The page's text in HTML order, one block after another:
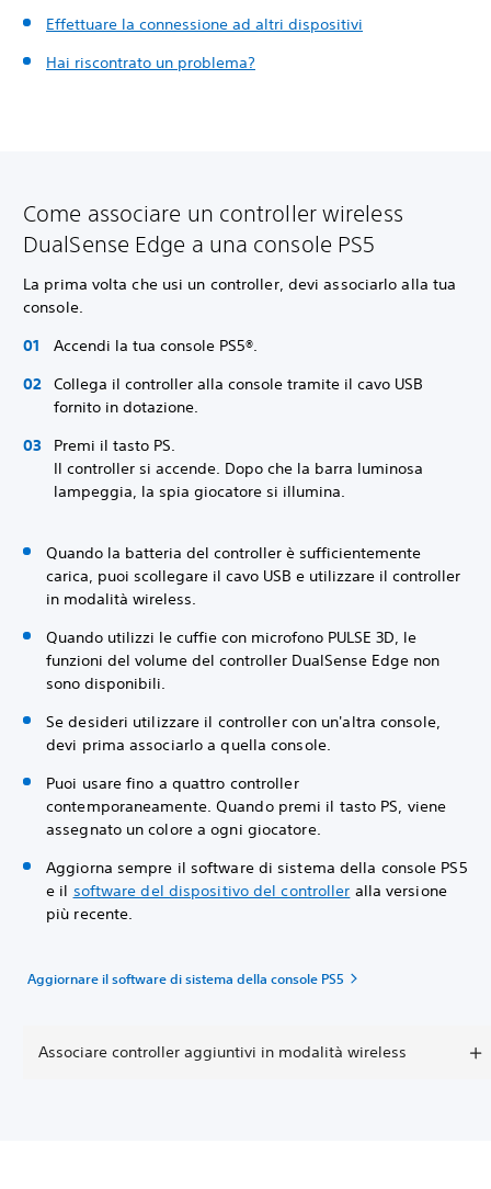
Effettuare la connessione ad altri dispositivi
Hai riscontrato un problema?
Come associare un controller wireless
DualSense Edge a una console PS5
La prima volta che usi un controller, devi associarlo alla tua
console.
Accendi la tua console PS5®.
Collega il controller alla console tramite il cavo USB
fornito in dotazione.
Premi il tasto PS.
Il controller si accende. Dopo che la barra luminosa
lampeggia, la spia giocatore si illumina.
Quando la batteria del controller è sufficientemente
carica, puoi scollegare il cavo USB e utilizzare il controller
in modalità wireless.
Quando utilizzi le cuffie con microfono PULSE 3D, le
funzioni del volume del controller DualSense Edge non
sono disponibili.
Se desideri utilizzare il controller con un'altra console,
devi prima associarlo a quella console.
Puoi usare fino a quattro controller
contemporaneamente. Quando premi il tasto PS, viene
assegnato un colore a ogni giocatore.
Aggiorna sempre il software di sistema della console PS5
e il software del dispositivo del controller alla versione
più recente.
Aggiornare il software di sistema della console PS5
Associare controller aggiuntivi in modalità wireless